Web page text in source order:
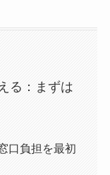
る：まずは
口負担を最初